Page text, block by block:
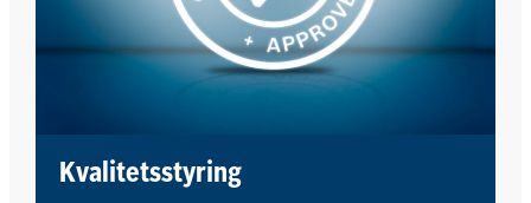
Kvalitetsstyring